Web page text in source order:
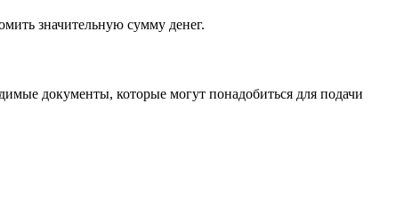
значительную сумму денег.
документы, которые могут понадобиться для подачи